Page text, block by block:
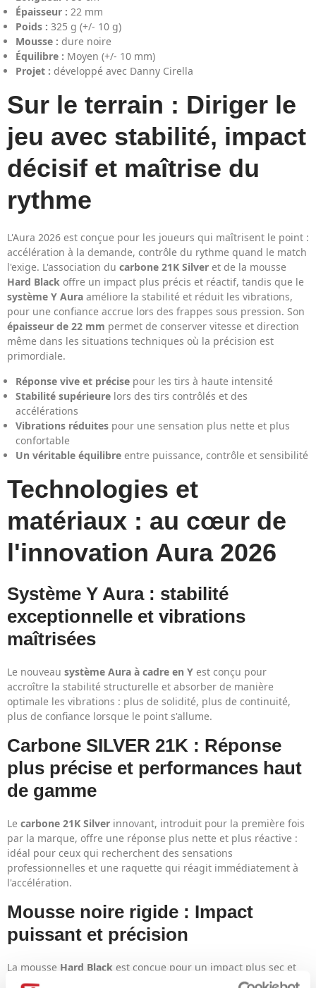
Épaisseur : 22 mm
Poids : 325 g (+/- 10 g)
Mousse : dure noire
Équilibre : Moyen (+/- 10 mm)
Projet : développé avec Danny Cirella
Sur le terrain : Diriger le
jeu avec stabilité, impact
décisif et maîtrise du
rythme
L'Aura 2026 est conçue pour les joueurs qui maîtrisent le point :
accélération à la demande, contrôle du rythme quand le match
l'exige. L'association du carbone 21K Silver et de la mousse
Hard Black offre un impact plus précis et réactif, tandis que le
système Y Aura améliore la stabilité et réduit les vibrations,
pour une confiance accrue lors des frappes sous pression. Son
épaisseur de 22 mm permet de conserver vitesse et direction
même dans les situations techniques où la précision est
primordiale.
Réponse vive et précise pour les tirs à haute intensité
Stabilité supérieure lors des tirs contrôlés et des
accélérations
Vibrations réduites pour une sensation plus nette et plus
confortable
Un véritable équilibre entre puissance, contrôle et sensibilité
Technologies et
matériaux : au cœur de
l'innovation Aura 2026
Système Y Aura : stabilité
exceptionnelle et vibrations
maîtrisées
Le nouveau système Aura à cadre en Y est conçu pour
accroître la stabilité structurelle et absorber de manière
optimale les vibrations : plus de solidité, plus de continuité,
plus de confiance lorsque le point s'allume.
Carbone SILVER 21K : Réponse
plus précise et performances haut
de gamme
Le carbone 21K Silver innovant, introduit pour la première fois
par la marque, offre une réponse plus nette et plus réactive :
idéal pour ceux qui recherchent des sensations
professionnelles et une raquette qui réagit immédiatement à
l'accélération.
Mousse noire rigide : Impact
puissant et précision
La mousse Hard Black est conçue pour un impact plus sec et
plus précis, idéale pour les phases de haute intensité et les tirs